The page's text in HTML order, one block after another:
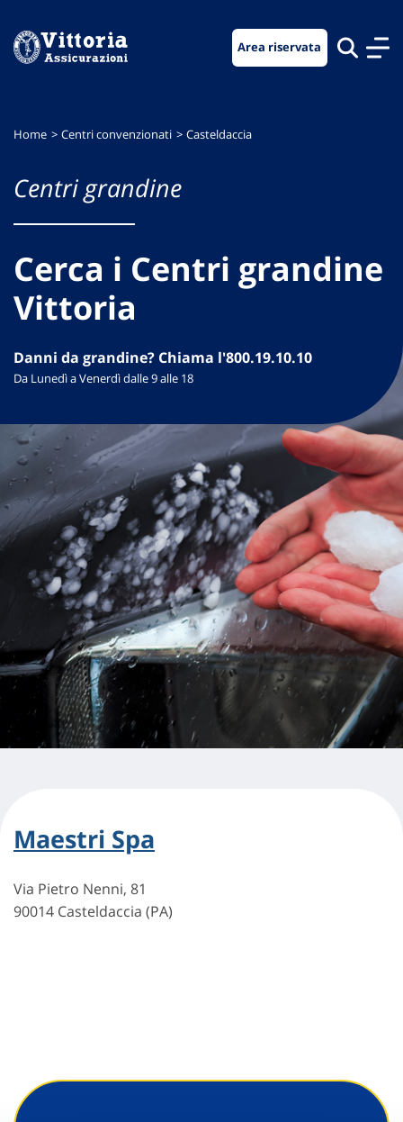
menu
contenuto
footer
Area riservata
Home Centri convenzionati Casteldaccia
Centri grandine
Cerca i Centri grandine
Vittoria
Danni da grandine? Chiama l'800.19.10.10
Da Lunedì a Venerdì dalle 9 alle 18
Maestri Spa
Via Pietro Nenni, 81
90014 Casteldaccia (PA)